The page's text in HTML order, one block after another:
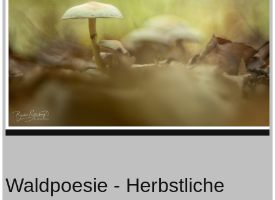
Waldpoesie - Herbstliche